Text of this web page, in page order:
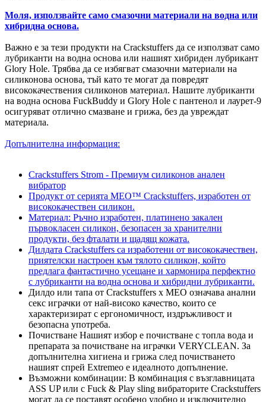
Моля, използвайте само смазочни материали на водна или
хибридна основа.
Важно е за тези продукти на Crackstuffers да се използват само
лубриканти на водна основа или нашият хибриден лубрикант
Glory Hole. Трябва да се избягват смазочни материали на
силиконова основа, тъй като те могат да повредят
висококачествения силиконов материал. Нашите лубриканти
на водна основа FuckBuddy и Glory Hole с пантенол и лаурет-9
осигуряват отлично смазване и грижа, без да увреждат
материала.
Допълнителна информация:
Crackstuffers Strom - Премиум силиконов анален
вибратор
Продукт от серията MEO™ Crackstuffers, изработен от
висококачествен силикон.
Материал: Ръчно изработен, платинено закален
първокласен силикон, безопасен за хранителни
продукти, без фталати и щадящ кожата.
Дилдата Crackstuffers са изработени от висококачествен,
приятелски настроен към тялото силикон, който
предлага фантастично усещане и хармонира перфектно
с лубриканти на водна основа и хибридни лубриканти.
Дилдо или тапа от Crackstuffers x MEO означава анални
секс играчки от най-високо качество, които се
характеризират с ергономичност, издръжливост и
безопасна употреба.
Почистване Нашият избор е почистване с топла вода и
препарата за почистване на играчки VERYCLEAN. За
допълнителна хигиена и грижа след почистването
нашият спрей Extremeo е идеалното допълнение.
Възможни комбинации: В комбинация с възглавницата
ASS UP или с Fuck & Play sling вибраторите Crackstuffers
могат да се поставят особено удобно и изключително